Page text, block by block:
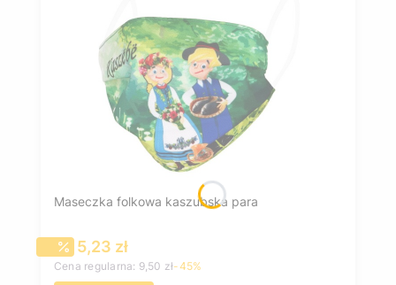
Maseczka folkowa kaszubska para
Cena promocyjna
5,23 zł
Cena regularna: 9,50 zł-45%